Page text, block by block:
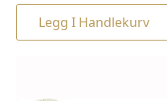
Legg I Handlekurv